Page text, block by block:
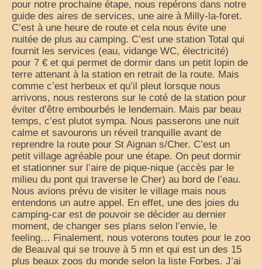
pour notre prochaine étape, nous repérons dans notre
guide des aires de services, une aire à Milly-la-foret.
C’est à une heure de route et cela nous évite une
nuitée de plus au camping. C’est une station Total qui
fournit les services (eau, vidange WC, électricité)
pour 7 € et qui permet de dormir dans un petit lopin de
terre attenant à la station en retrait de la route. Mais
comme c’est herbeux et qu’il pleut lorsque nous
arrivons, nous resterons sur le coté de la station pour
éviter d’être embourbés le lendemain. Mais par beau
temps, c’est plutot sympa. Nous passerons une nuit
calme et savourons un réveil tranquille avant de
reprendre la route pour St Aignan s/Cher. C’est un
petit village agréable pour une étape. On peut dormir
et stationner sur l’aire de pique-nique (accès par le
milieu du pont qui traverse le Cher) au bord de l’eau.
Nous avions prévu de visiter le village mais nous
entendons un autre appel. En effet, une des joies du
camping-car est de pouvoir se décider au dernier
moment, de changer ses plans selon l’envie, le
feeling… Finalement, nous voterons toutes pour le zoo
de Beauval qui se trouve à 5 mn et qui est un des 15
plus beaux zoos du monde selon la liste Forbes. J’ai